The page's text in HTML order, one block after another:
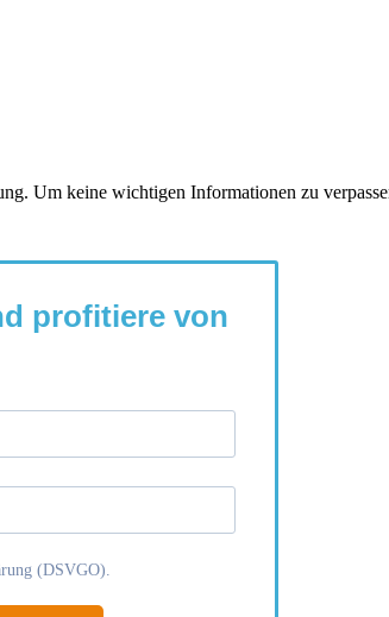
Um keine wichtigen Informationen zu
profitiere von
(DSVGO).